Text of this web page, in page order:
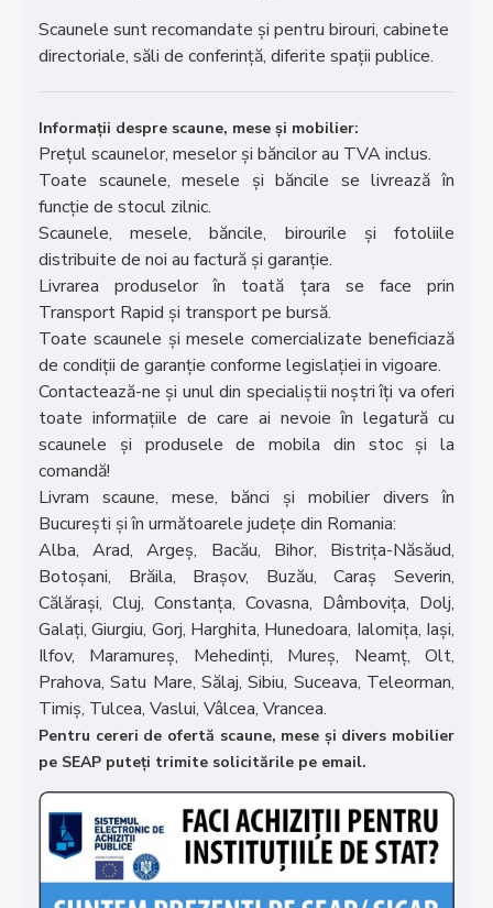
Scaunele sunt recomandate și pentru birouri, cabinete
directoriale, săli de conferință, diferite spații publice.
Informații despre scaune, mese și mobilier:
Prețul scaunelor, meselor și băncilor au TVA inclus.
Toate scaunele, mesele și băncile se livrează în
funcție de stocul zilnic.
Scaunele, mesele, băncile, birourile și fotoliile
distribuite de noi au factură și garanție.
Livrarea produselor în toată țara se face prin
Transport Rapid și transport pe bursă.
Toate scaunele și mesele comercializate beneficiază
de condiții de garanție conforme legislației in vigoare.
Contactează-ne și unul din specialiștii noștri îți va oferi
toate informațiile de care ai nevoie în legatură cu
scaunele și produsele de mobila din stoc și la
comandă!
Livram scaune, mese, bănci și mobilier divers în
București și în următoarele județe din Romania:
Alba, Arad, Argeș, Bacău, Bihor, Bistrița-Năsăud,
Botoșani, Brăila, Brașov, Buzău, Caraș Severin,
Călărași, Cluj, Constanța, Covasna, Dâmbovița, Dolj,
Galați, Giurgiu, Gorj, Harghita, Hunedoara, Ialomița, Iași,
Ilfov, Maramureș, Mehedinți, Mureș, Neamț, Olt,
Prahova, Satu Mare, Sălaj, Sibiu, Suceava, Teleorman,
Timiș, Tulcea, Vaslui, Vâlcea, Vrancea.
Pentru cereri de ofertă scaune, mese și divers mobilier
pe SEAP puteți trimite solicitările pe email.